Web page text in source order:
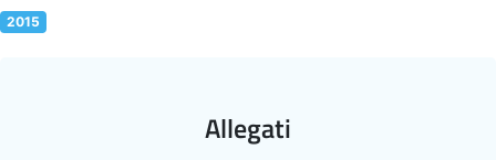
2015
Allegati